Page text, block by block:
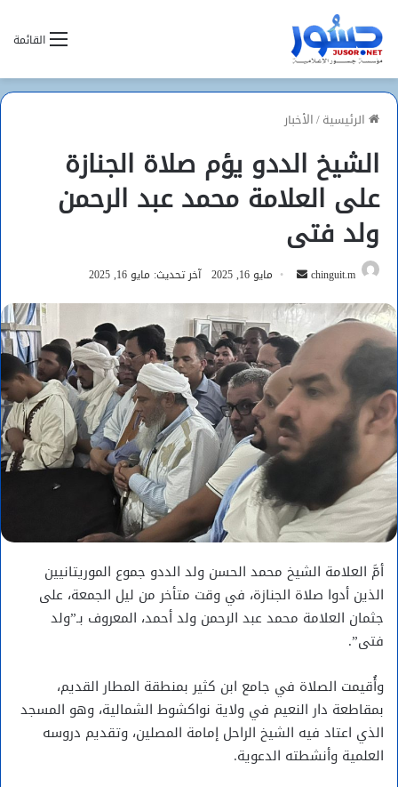
القائمة
الرئيسية/الأخبار
الشيخ الددو يؤم صلاة الجنازة
على العلامة محمد عبد الرحمن
ولد فتى
chinguit.m
أرسل
إلكترونيا
مايو 16, 2025 آخر تحديث: مايو 16, 2025
أمَّ العلامة الشيخ محمد الحسن ولد الددو جموع الموريتانيين
الذين أدوا صلاة الجنازة، في وقت متأخر من ليل الجمعة، على
جثمان العلامة محمد عبد الرحمن ولد أحمد، المعروف بـ”ولد
فتى”.
وأُقيمت الصلاة في جامع ابن كثير بمنطقة المطار القديم،
بمقاطعة دار النعيم في ولاية نواكشوط الشمالية، وهو المسجد
الذي اعتاد فيه الشيخ الراحل إمامة المصلين، وتقديم دروسه
العلمية وأنشطته الدعوية.